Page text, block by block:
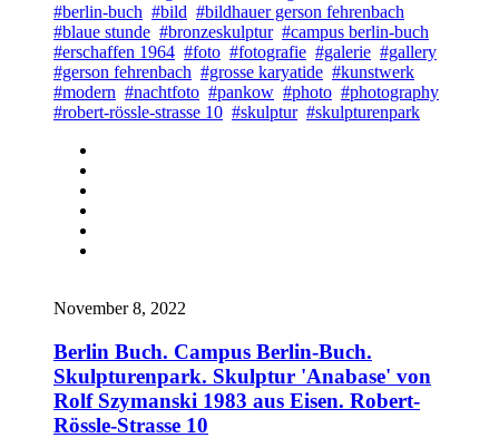
#berlin-buch #bild #bildhauer gerson fehrenbach
#blaue stunde #bronzeskulptur #campus berlin-buch
#erschaffen 1964 #foto #fotografie #galerie #gallery
#gerson fehrenbach #grosse karyatide #kunstwerk
#modern #nachtfoto #pankow #photo #photography
#robert-rössle-strasse 10 #skulptur #skulpturenpark
November 8, 2022
Berlin Buch. Campus Berlin-Buch.
Skulpturenpark. Skulptur 'Anabase' von
Rolf Szymanski 1983 aus Eisen. Robert-
Rössle-Strasse 10